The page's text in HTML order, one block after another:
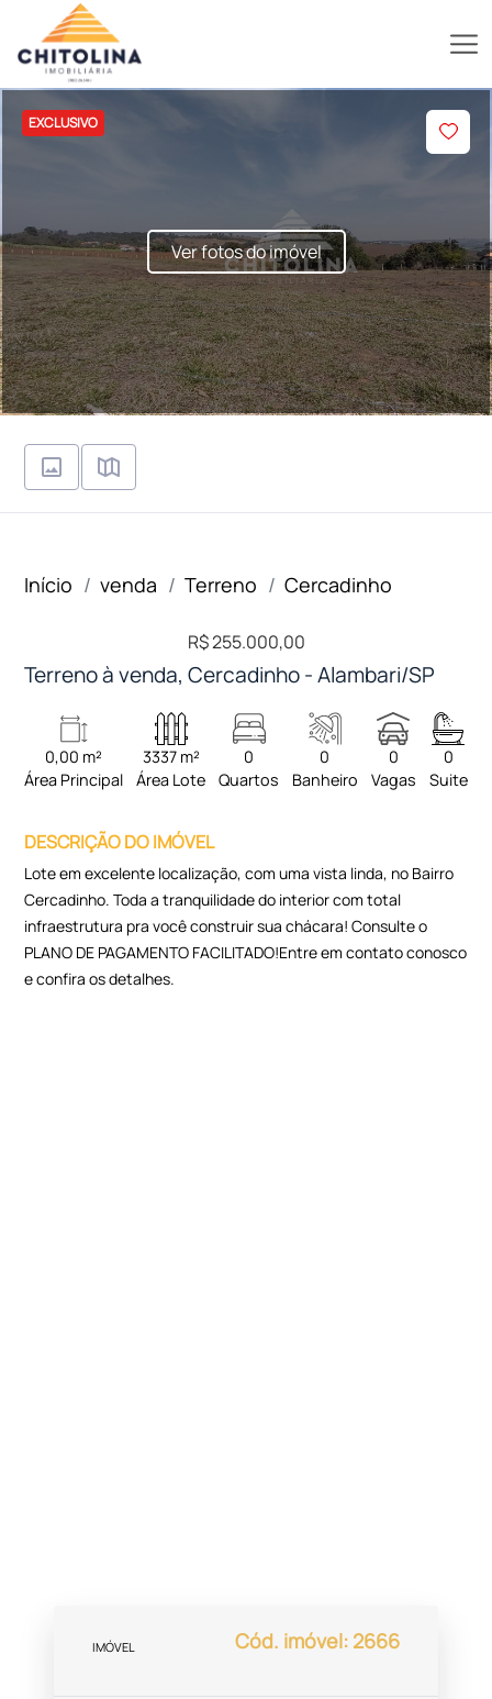
EXCLUSIVO
Ver fotos do imóvel
Início venda Terreno Cercadinho
R$ 255.000,00
Terreno à venda, Cercadinho - Alambari/SP
0,00 m²
Área Principal
3337 m²
Área Lote
0
Quartos
0
Banheiro
0
Vagas
0
Suite
DESCRIÇÃO DO IMÓVEL
Lote em excelente localização, com uma vista linda, no Bairro
Cercadinho. Toda a tranquilidade do interior com total
infraestrutura pra você construir sua chácara! Consulte o
PLANO DE PAGAMENTO FACILITADO!Entre em contato conosco
e confira os detalhes.
IMÓVEL Cód. imóvel: 2666